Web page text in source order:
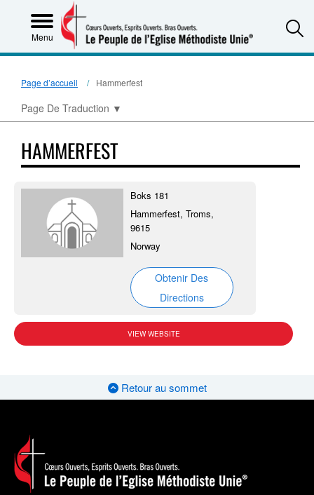
Menu
Page d’accueil Hammerfest
Page De Traduction ▼
HAMMERFEST
Boks 181
Hammerfest, Troms,
9615
Norway
Obtenir Des
Directions
VIEW WEBSITE
Retour au sommet